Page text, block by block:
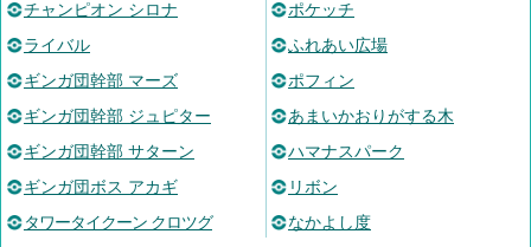
チャンピオン シロナ
ライバル
ギンガ団幹部 マーズ
ギンガ団幹部 ジュピター
ギンガ団幹部 サターン
ギンガ団ボス アカギ
タワータイクーン クロツグ
ポケッチ
ふれあい広場
ポフィン
あまいかおりがする木
ハマナスパーク
リボン
なかよし度